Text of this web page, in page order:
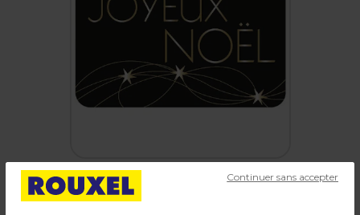
Continuer sans accepter